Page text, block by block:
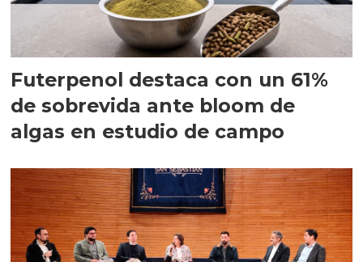
Futerpenol destaca con un 61%
de sobrevida ante bloom de
algas en estudio de campo